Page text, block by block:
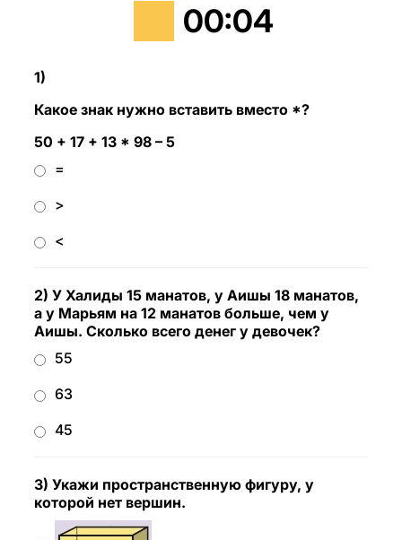
00:05
1)
Какое знак нужно вставить вместо *?
50 + 17 + 13 * 98 – 5
=
>
<
2) У Халиды 15 манатов, у Аишы 18 манатов,
а у Марьям на 12 манатов больше, чем у
Аишы. Сколько всего денег у девочек?
55
63
45
3) Укажи пространственную фигуру, у
которой нет вершин.